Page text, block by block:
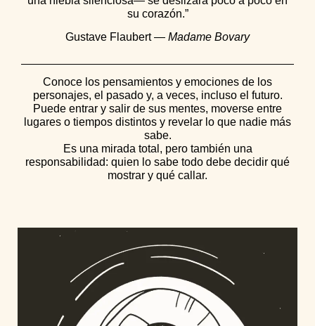
su corazón.”
Gustave Flaubert — Madame Bovary
Conoce los pensamientos y emociones de los
personajes, el pasado y, a veces, incluso el futuro.
Puede entrar y salir de sus mentes, moverse entre
lugares o tiempos distintos y revelar lo que nadie más
sabe.
Es una mirada total, pero también una
responsabilidad: quien lo sabe todo debe decidir qué
mostrar y qué callar.